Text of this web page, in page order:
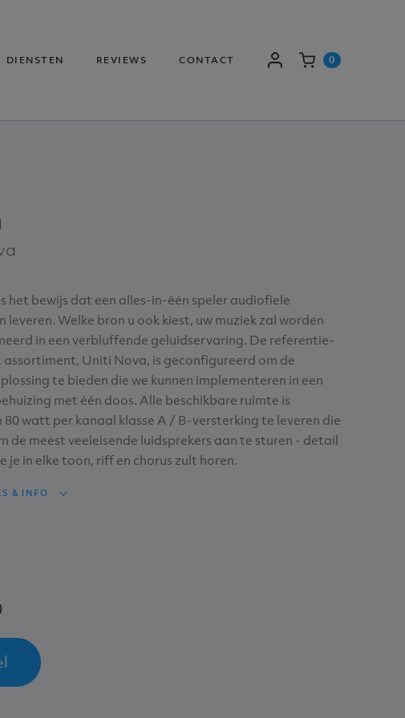
DIENSTEN REVIEWS CONTACT AANMELDENWINKELWAGEN
0
het bewijs dat een alles-in-één speler audiofiele
leveren. Welke bron u ook kiest, uw muziek zal worden
in een verbluffende geluidservaring. De referentie-
assortiment, Uniti Nova, is geconfigureerd om de
te bieden die we kunnen implementeren in een
met één doos. Alle beschikbare ruimte is
80 watt per kanaal klasse A / B-versterking te leveren die
de meest veeleisende luidsprekers aan te sturen - detail
je in elke toon, riff en chorus zult horen.
& INFO